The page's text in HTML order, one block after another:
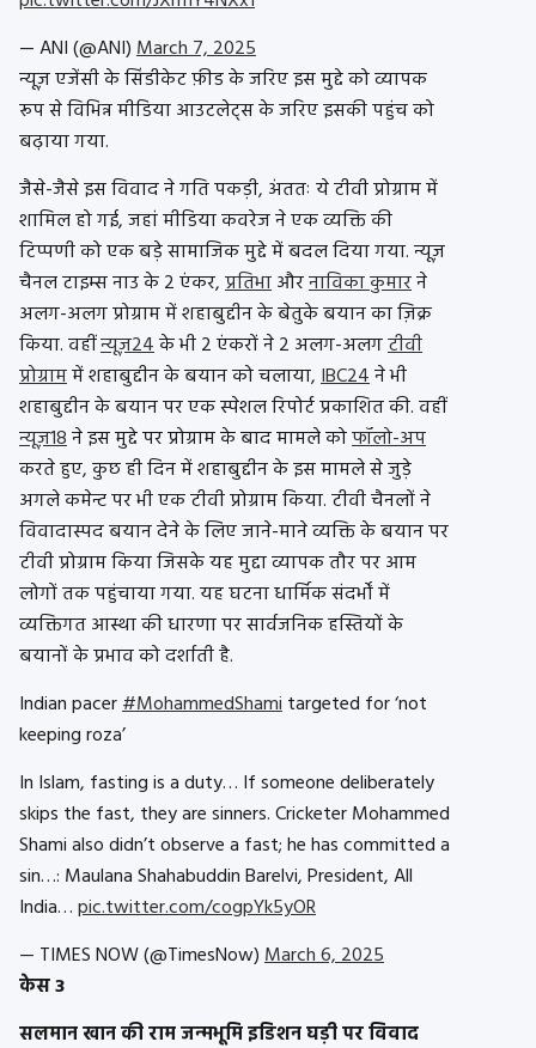
— ANI (@ANI)March 7, 2025
न्यूज़ एजेंसी के सिंडीकेट फ़ीड के जरिए इस मुद्दे को व्यापक
रूप से विभिन्न मीडिया आउटलेट्स के जरिए इसकी पहुंच को
बढ़ाया गया.
जैसे-जैसे इस विवाद ने गति पकड़ी, अंततः ये टीवी प्रोग्राम में
शामिल हो गई, जहां मीडिया कवरेज ने एक व्यक्ति की
टिप्पणी को एक बड़े सामाजिक मुद्दे में बदल दिया गया. न्यूज़
चैनल टाइम्स नाउ के 2 एंकर,प्रतिभाऔरनाविका कुमारने
अलग-अलग प्रोग्राम में शहाबुद्दीन के बेतुके बयान का ज़िक्र
किया. वहींन्यूज़24के भी 2 एंकरों ने 2 अलग-अलगटीवी
प्रोग्राममें शहाबुद्दीन के बयान को चलाया,IBC24ने भी
शहाबुद्दीन के बयान पर एक स्पेशल रिपोर्ट प्रकाशित की. वहीं
न्यूज़18ने इस मुद्दे पर प्रोग्राम के बाद मामले कोफॉलो-अप
करते हुए, कुछ ही दिन में शहाबुद्दीन के इस मामले से जुड़े
अगले कमेन्ट पर भी एक टीवी प्रोग्राम किया. टीवी चैनलों ने
विवादास्पद बयान देने के लिए जाने-माने व्यक्ति के बयान पर
टीवी प्रोग्राम किया जिसके यह मुद्दा व्यापक तौर पर आम
लोगों तक पहुंचाया गया. यह घटना धार्मिक संदर्भों में
व्यक्तिगत आस्था की धारणा पर सार्वजनिक हस्तियों के
बयानों के प्रभाव को दर्शाती है.
Indian pacer#MohammedShamitargeted for ‘not
keeping roza’
In Islam, fasting is a duty… If someone deliberately
skips the fast, they are sinners. Cricketer Mohammed
Shami also didn’t observe a fast; he has committed a
sin…: Maulana Shahabuddin Barelvi, President, All
India…pic.twitter.com/cogpYk5yOR
— TIMES NOW (@TimesNow)March 6, 2025
केस 3
सलमान खान की राम जन्मभूमि इडिशन घड़ी पर विवाद